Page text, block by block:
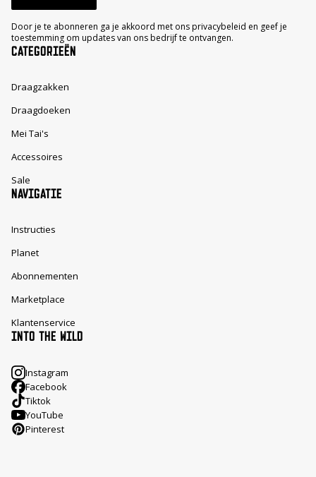
Door je te abonneren ga je akkoord met ons privacybeleid en geef je
toestemming om updates van ons bedrijf te ontvangen.
CATEGORIEËN
Draagzakken
Draagdoeken
Mei Tai's
Accessoires
Sale
NAVIGATIE
Instructies
Planet
Abonnementen
Marketplace
Klantenservice
INTO THE WILD
Instagram
Facebook
Tiktok
YouTube
Pinterest